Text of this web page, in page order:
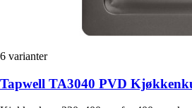
6 varianter
Tapwell TA3040 PVD